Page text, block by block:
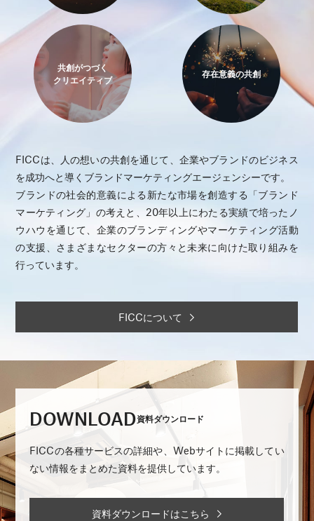
共創がつづく
クリエイティブ
存在意義の共創
FICCは、人の想いの共創を通じて、企業やブランドのビジネス
を成功へと導くブランドマーケティングエージェンシーです。
ブランドの社会的意義による新たな市場を創造する「ブランド
マーケティング」の考えと、20年以上にわたる実績で培ったノ
ウハウを通じて、企業のブランディングやマーケティング活動
の支援、さまざまなセクターの方々と未来に向けた取り組みを
行っています。
FICCについて
DOWNLOAD資料ダウンロード
FICCの各種サービスの詳細や、Webサイトに掲載してい
ない情報をまとめた資料を提供しています。
資料ダウンロードはこちら